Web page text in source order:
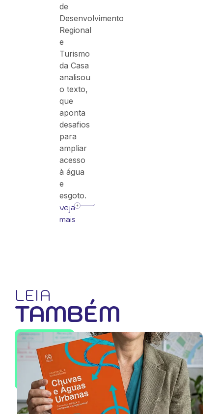
de
Desenvolvimento
Regional
e
Turismo
da Casa
analisou
o texto,
que
aponta
desafios
para
ampliar
acesso
à água
e
esgoto.
veja
mais
LEIA
TAMBÉM